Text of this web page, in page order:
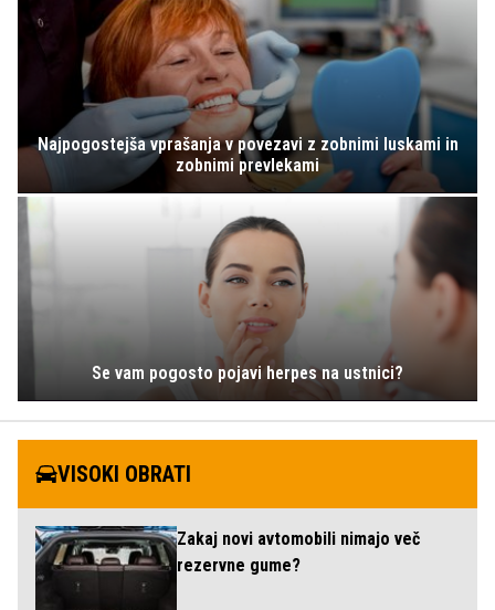
Najpogostejša vprašanja v povezavi z zobnimi luskami in
zobnimi prevlekami
Se vam pogosto pojavi herpes na ustnici?
VISOKI OBRATI
Zakaj novi avtomobili nimajo več
rezervne gume?